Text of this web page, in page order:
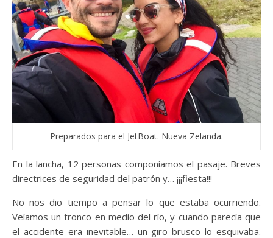
Preparados para el JetBoat. Nueva Zelanda.
En la lancha, 12 personas componíamos el pasaje. Breves
directrices de seguridad del patrón y… ¡¡¡fiesta!!!
No nos dio tiempo a pensar lo que estaba ocurriendo.
Veíamos un tronco en medio del río, y cuando parecía que
el accidente era inevitable… un giro brusco lo esquivaba.